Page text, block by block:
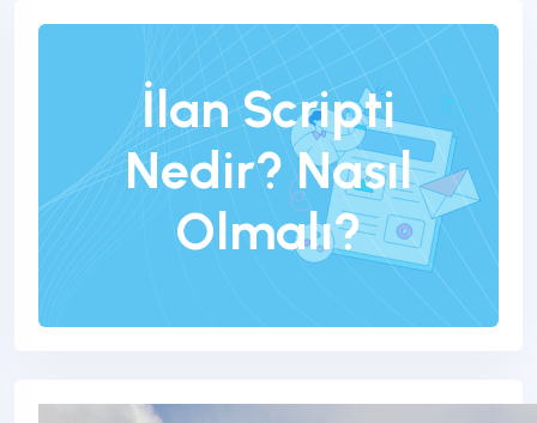
İlan Scripti
Nedir? Nasıl
Olmalı?